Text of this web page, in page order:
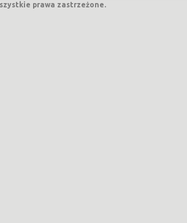
prawa zastrzeżone.